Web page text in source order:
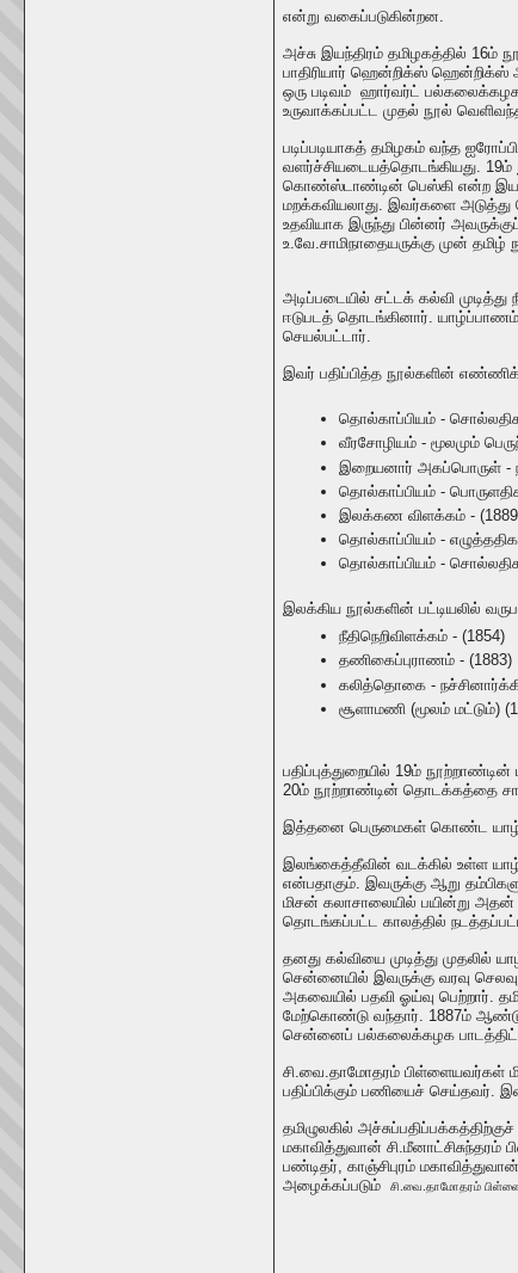
என்று வகைப்படுகின்றன.
அச்சு இயந்திரம் தமிழகத்தில் 16ம்
பாதிரியார் ஹென்றிக்ஸ் ஹென்றிக்ஸ்
ஒரு படிவம் ஹார்வர்ட் பல்கலைக்கழக
உருவாக்கப்பட்ட முதல் நூல்
படிப்படியாகத் தமிழகம் வந்த
வளர்ச்சியடையத்தொடங்கியது. 19ம்
கொண்ஸ்டாண்டின் பெஸ்கி என்ற
மறக்கவியலாது. இவர்களை அடுத்து
உதவியாக இருந்து பின்னர்
உ.வே.சாமிநாதையருக்கு முன்
அடிப்படையில் சட்டக் கல்வி
ஈடுபடத் தொடங்கினார். யாழ்ப்பாணம்
செயல்பட்டார்.
இவர் பதிப்பித்த நூல்களின்
தொல்காப்பியம் -
வீரசோழியம் - மூலமும்
இறையனார் அகப்பொருள் -
தொல்காப்பியம் -
இலக்கண விளக்கம் -
தொல்காப்பியம் -
தொல்காப்பியம் -
இலக்கிய நூல்களின் பட்டியலில்
நீதிநெறிவிளக்கம் - (1854)
தணிகைப்புராணம் - (1883)
கலித்தொகை -
சூளாமணி (மூலம் மட்டும்)
பதிப்புத்துறையில் 19ம்
20ம் நூற்றாண்டின் தொடக்கத்தை
இத்தனை பெருமைகள் கொண்ட
இலங்கைத்தீவின் வடக்கில் உள்ள
என்பதாகும். இவருக்கு ஆறு
மிசன் கலாசாலையில் பயின்று
தொடங்கப்பட்ட காலத்தில் நடத்தப்பட்ட
தனது கல்வியை முடித்து முதலில்
சென்னையில் இவருக்கு வரவு
அகவையில் பதவி ஓய்வு பெற்றார்.
மேற்கொண்டு வந்தார். 1887ம் ஆண்டு
சென்னைப் பல்கலைக்கழக
சி.வை.தாமோதரம் பிள்ளையவர்கள்
பதிப்பிக்கும் பணியைச் செய்தவர்.
தமிழுலகில்
மகாவித்துவான்
பண்டிதர், காஞ்சிபுரம்
அழைக்கப்படும்
சி.வை.தாமோதரம்